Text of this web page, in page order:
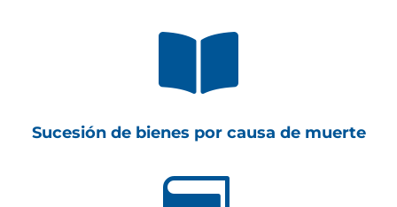

Sucesión de bienes por causa de muerte